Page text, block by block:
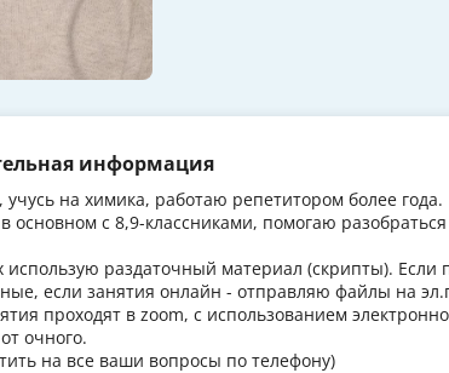
информация
учусь на химика, работаю репетитором более года.
основном с 8,9-классниками, помогаю
использую раздаточный материал (скрипты).
если занятия онлайн - отправляю файлы на
проходят в zoom, с использованием
очного.
на все ваши вопросы по телефону)